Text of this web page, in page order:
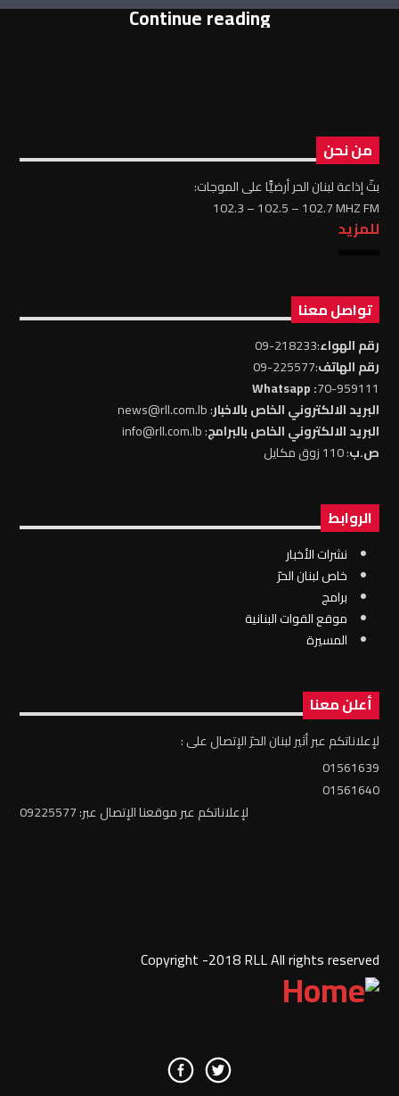
Continue reading
من نحن
بثّ إذاعة لبنان الحر أرضيًّا على الموجات:
102.3 – 102.5 – 102.7 MHZ FM
للمزيد
تواصل معنا
رقم الهواء:218233-09
رقم الهاتف:225577-09
70-959111
: Whatsapp
البريد الالكتروني الخاص بالاخبار: news@rll.com.lb
البريد الالكتروني الخاص بالبرامج: info@rll.com.lb
ص.ب: 110 زوق مكايل
الروابط
نشرات الأخبار
خاص لبنان الحرّ
برامج
موقع القوات البنانية
المسيرة
أعلن معنا
لإعلاناتكم عبر أثير لبنان الحرّ الإتصال على :
01561639
01561640
لإعلاناتكم عبر موقعنا الإتصال عبر: 09225577
Copyright -2018 RLL All rights reserved